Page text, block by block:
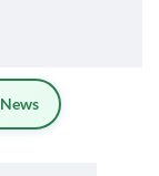
News